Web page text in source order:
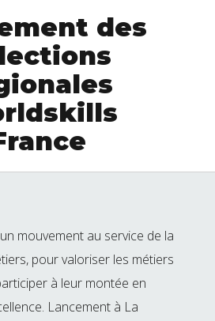
des
mouvement au service de la
pour valoriser les métiers
à leur montée en
Lancement à La